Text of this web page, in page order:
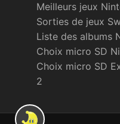
Meilleurs jeux
Sorties de jeux
Liste des albums
Choix micro SD
Choix micro SD
2